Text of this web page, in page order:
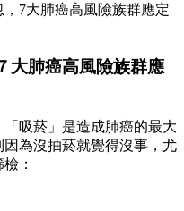
7大肺癌高風險族群應定
大肺癌高風險族群應
吸菸」是造成肺癌的最大
為沒抽菸就覺得沒事，尤
：